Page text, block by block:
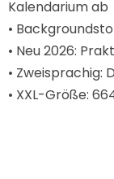
Kalendarium ab
•
• Neu 2026:
• Zweisprachig:
• XXL-Größe: